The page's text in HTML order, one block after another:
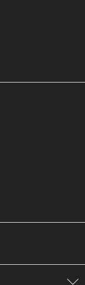
compte client à la